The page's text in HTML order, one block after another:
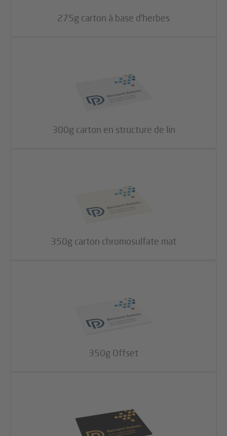
275g carton à base d'herbes
300g carton en structure de lin
350g carton chromosulfate mat
350g Offset